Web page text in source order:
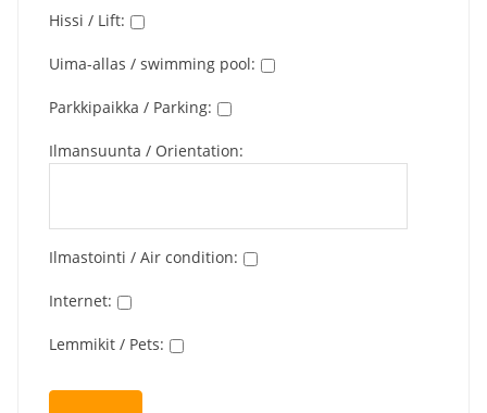
Hissi / Lift:
Uima-allas / swimming pool:
Parkkipaikka / Parking:
Ilmansuunta / Orientation:
Ilmastointi / Air condition:
Internet:
Lemmikit / Pets: